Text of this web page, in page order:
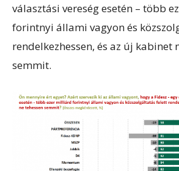
választási vereség esetén – több
forintnyi állami vagyon és
rendelkezhessen, és az új kabinet
semmit.